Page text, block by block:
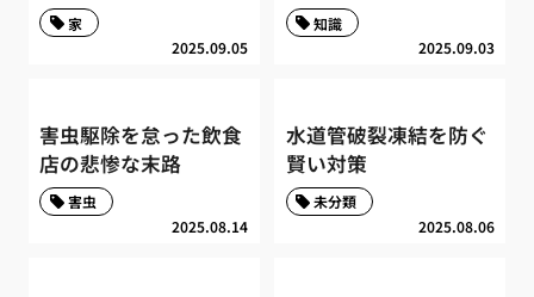
2025.09.05
家
2025.09.03
知識
害虫駆除を怠った飲食
店の悲惨な末路
2025.08.14
害虫
水道管破裂凍結を防ぐ
賢い対策
2025.08.06
未分類